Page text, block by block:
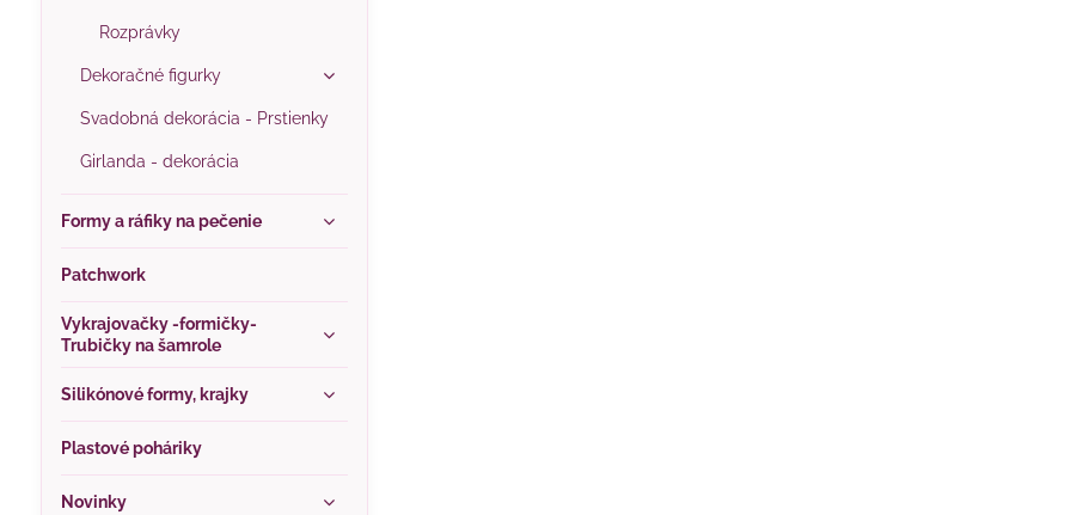
Rozprávky
Dekoračné figurky
Svadobná dekorácia - Prstienky
Girlanda - dekorácia
Formy a ráfiky na pečenie
Patchwork
Vykrajovačky -formičky-
Trubičky na šamrole
Silikónové formy, krajky
Plastové poháriky
Novinky